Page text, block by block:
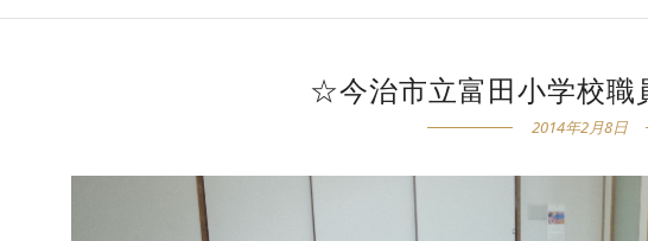
☆今治市立富田小学校
2014年2月8日